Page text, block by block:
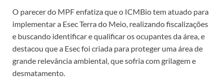
O parecer do MPF enfatiza que o ICMBio tem atuado para
implementar a Esec Terra do Meio, realizando fiscalizações
e buscando identificar e qualificar os ocupantes da área, e
destacou que a Esec foi criada para proteger uma área de
grande relevância ambiental, que sofria com grilagem e
desmatamento.